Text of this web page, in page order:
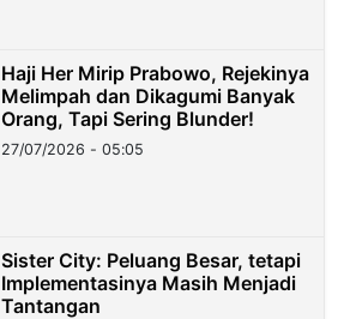
Haji Her Mirip Prabowo, Rejekinya
Melimpah dan Dikagumi Banyak
Orang, Tapi Sering Blunder!
27/07/2026 - 05:05
Sister City: Peluang Besar, tetapi
Implementasinya Masih Menjadi
Tantangan